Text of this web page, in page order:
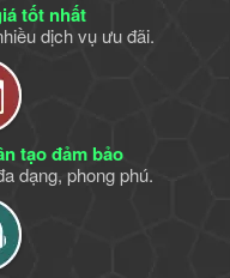
tốt nhất
dịch vụ ưu đãi.
tạo đảm bảo
dạng, phong phú.